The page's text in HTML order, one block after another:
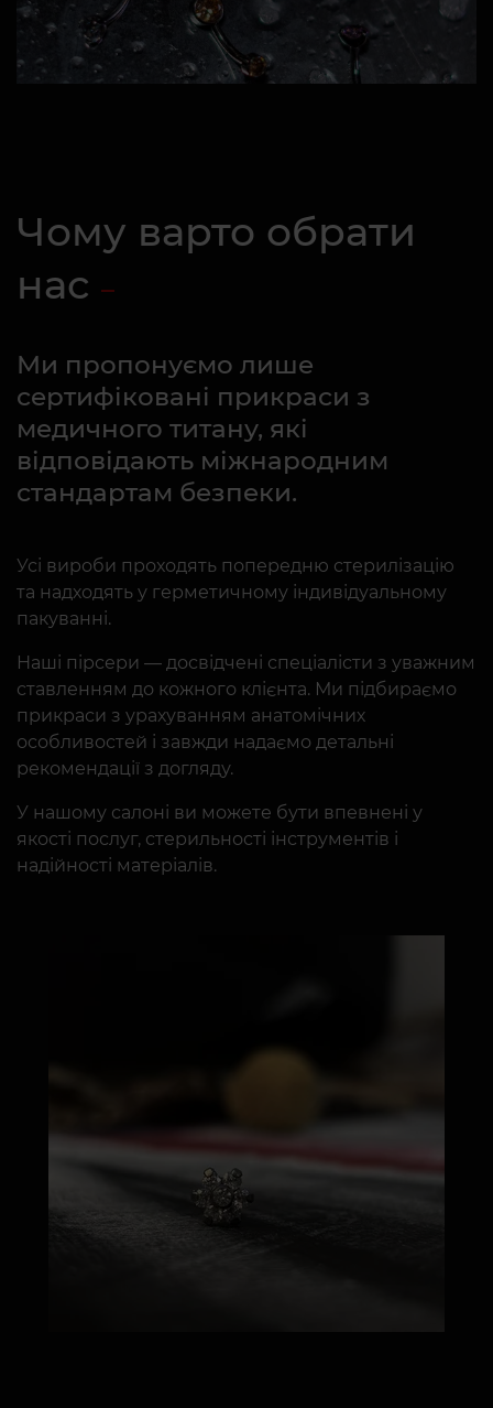
Чому варто обрати
нас
Ми пропонуємо лише
сертифіковані прикраси з
медичного титану, які
відповідають міжнародним
стандартам безпеки.
Усі вироби проходять попередню стерилізацію
та надходять у герметичному індивідуальному
пакуванні.
Наші пірсери — досвідчені спеціалісти з уважним
ставленням до кожного клієнта. Ми підбираємо
прикраси з урахуванням анатомічних
особливостей і завжди надаємо детальні
рекомендації з догляду.
У нашому салоні ви можете бути впевнені у
якості послуг, стерильності інструментів і
надійності матеріалів.